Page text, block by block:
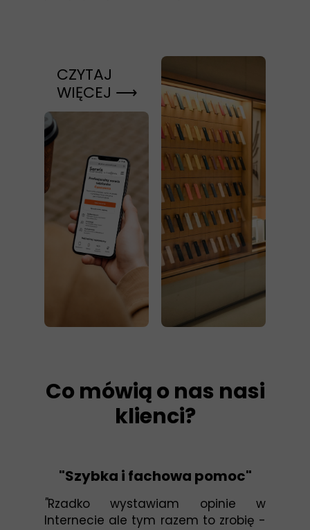
CZYTAJ
WIĘCEJ ⟶
Co mówią o nas nasi
klienci?
"Szybka i fachowa pomoc"
"Rzadko wystawiam opinie w
Internecie ale tym razem to zrobię -